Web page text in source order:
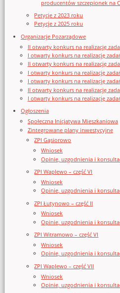
producentów szczepionek na
Petycje z 2023 roku
Petycje z 2025 roku
Organizacje Pozarządowe
II otwarty konkurs na realizację
I otwarty konkurs na realizację
II otwarty konkurs na realizację
I otwarty konkurs na realizację
I otwarty konkurs na realizację
II otwarty konkurs na realizację
I otwarty konkurs na realizację
Ogłoszenia
Społeczna Inicjatywa Mieszkaniowa
Zintegrowane plany inwestycyjne
ZPI Gąsiorowo
Wniosek
Opinie, uzgodnienia i
ZPI Waplewo – część VI
Wniosek
Opinie, uzgodnienia i
ZPI Łutynowo – część II
Wniosek
Opinie, uzgodnienia i
ZPI Witramowo – część VI
Wniosek
Opinie, uzgodnienia i
ZPI Waplewo – część VII
Wniosek
Opinie, uzgodnienia i